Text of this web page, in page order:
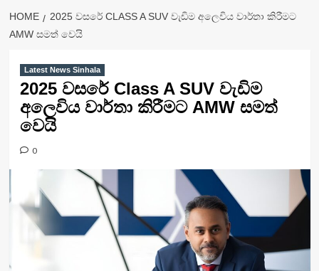
HOME
2025 වසරේ CLASS A SUV වැඩිම අලෙවිය වාර්තා කිරීමට
AMW සමත් වෙයි
Latest News Sinhala
2025 වසරේ Class A SUV වැඩිම
අලෙවිය වාර්තා කිරීමට AMW සමත්
වෙයි
0